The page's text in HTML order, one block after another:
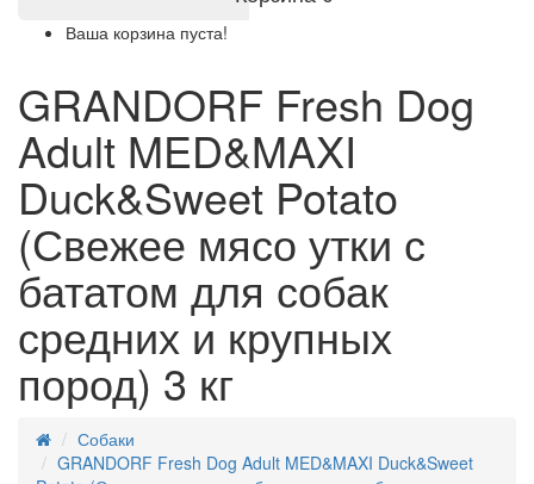
Ваша корзина пуста!
GRANDORF Fresh Dog
Adult MED&MAXI
Duck&Sweet Potato
(Свежее мясо утки с
бататом для собак
средних и крупных
пород) 3 кг
Собаки
GRANDORF Fresh Dog Adult MED&MAXI Duck&Sweet